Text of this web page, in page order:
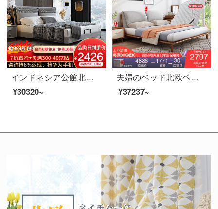
インドネシア公館北欧の軽奢な実木の皮のベッドの近代的な簡約主な寝室の布芸のダブルベッドの逸品の家具の1.8 m真皮の寝床の階の本当の牛皮（半皮）+落葉松の内で支えます+進級版は骨格を並べます
¥30320~
夫婦のベッド北欧ベッドのダブルベッド1.8メートルのシンプルなベッドルームの布芸ベッドの逸品家具のベッド+マットレス+マットレス1つ1800*2000
¥37237~